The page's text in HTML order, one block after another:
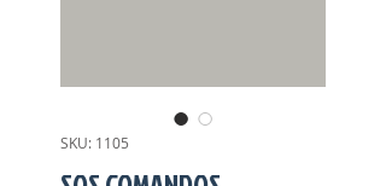
SKU: 1105